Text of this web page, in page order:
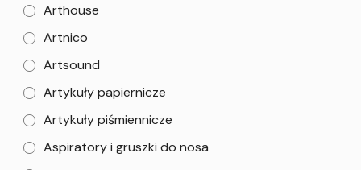
Arthouse
Artnico
Artsound
Artykuły papiernicze
Artykuły piśmiennicze
Aspiratory i gruszki do nosa